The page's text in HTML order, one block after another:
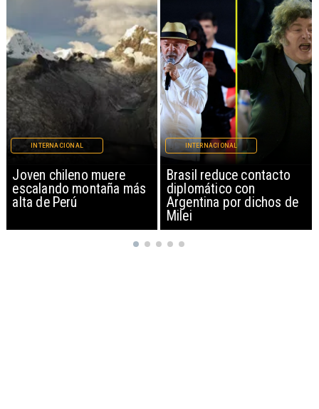
Brasil reduce contacto
diplomático con
Argentina por dichos de
INTERNACIONAL
China restringe
exportación de drones a
EEUU y sanciona
empresas
INTERNACIONAL